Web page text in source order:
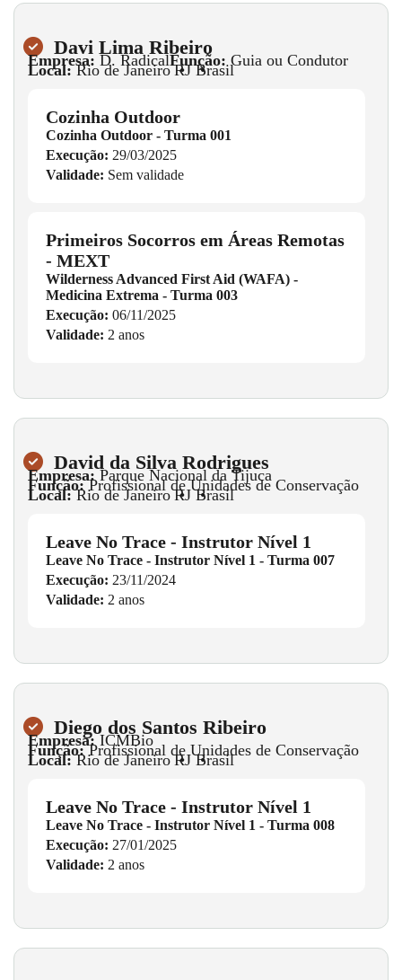
Davi Lima Ribeiro
Empresa: D. RadicalFunção: Guia ou Condutor
Local:Rio de Janeiro•
RJ•
Brasil
Cozinha Outdoor
Cozinha Outdoor - Turma 001
Execução: 29/03/2025
Validade: Sem validade
Primeiros Socorros em Áreas Remotas
- MEXT
Wilderness Advanced First Aid (WAFA) -
Medicina Extrema - Turma 003
Execução: 06/11/2025
Validade: 2 anos
David da Silva Rodrigues
Empresa: Parque Nacional da Tijuca
Função: Profissional de Unidades de Conservação
Local:Rio de Janeiro•
RJ•
Brasil
Leave No Trace - Instrutor Nível 1
Leave No Trace - Instrutor Nível 1 - Turma 007
Execução: 23/11/2024
Validade: 2 anos
Diego dos Santos Ribeiro
Empresa: ICMBio
Função: Profissional de Unidades de Conservação
Local:Rio de Janeiro•
RJ•
Brasil
Leave No Trace - Instrutor Nível 1
Leave No Trace - Instrutor Nível 1 - Turma 008
Execução: 27/01/2025
Validade: 2 anos